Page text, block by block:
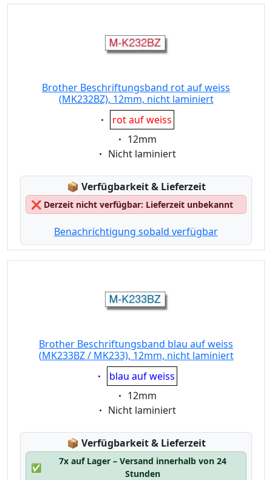
Brother Beschriftungsband rot auf weiss
(MK232BZ), 12mm, nicht laminiert
Eigenschaft:
rot auf weiss
Eigenschaft:
12mm
Eigenschaft:
Nicht laminiert
📦 Lagerstatus:
Verfügbarkeit & Lieferzeit
❌ Derzeit nicht verfügbar: Lieferzeit unbekannt
Benachrichtigung sobald verfügbar
Brother Beschriftungsband blau auf weiss
(MK233BZ / MK233), 12mm, nicht laminiert
Eigenschaft:
blau auf weiss
Eigenschaft:
12mm
Eigenschaft:
Nicht laminiert
📦 Lagerstatus:
Verfügbarkeit & Lieferzeit
✅
7x auf Lager – Versand innerhalb von 24
Stunden